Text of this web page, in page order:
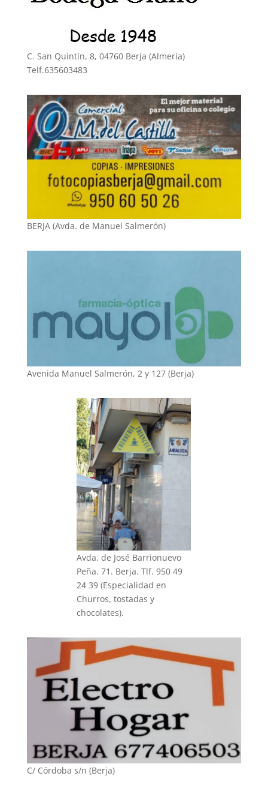
C. San Quintín, 8, 04760 Berja (Almería)
Telf.635603483
BERJA (Avda. de Manuel Salmerón)
Avenida Manuel Salmerón, 2 y 127 (Berja)
Avda. de José Barrionuevo
Peña. 71. Berja. Tlf. 950 49
24 39 (Especialidad en
Churros, tostadas y
chocolates).
C/ Córdoba s/n (Berja)